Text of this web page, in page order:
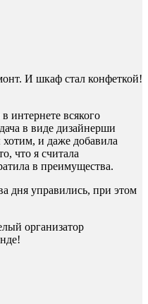
И шкаф стал конфеткой!
интернете всякого
в виде дизайнерши
и даже добавила
что я считала
в преимущества.
дня управились, при этом
организатор